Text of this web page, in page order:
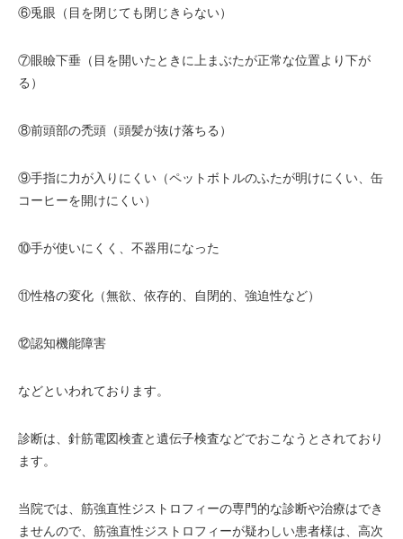
⑥兎眼（目を閉じても閉じきらない）
⑦眼瞼下垂（目を開いたときに上まぶたが正常な位置より下が
る）
⑧前頭部の禿頭（頭髪が抜け落ちる）
⑨手指に力が入りにくい（ペットボトルのふたが明けにくい、缶
コーヒーを開けにくい）
⑩手が使いにくく、不器用になった
⑪性格の変化（無欲、依存的、自閉的、強迫性など）
⑫認知機能障害
などといわれております。
診断は、針筋電図検査と遺伝子検査などでおこなうとされており
ます。
当院では、筋強直性ジストロフィーの専門的な診断や治療はでき
ませんので、筋強直性ジストロフィーが疑わしい患者様は、高次